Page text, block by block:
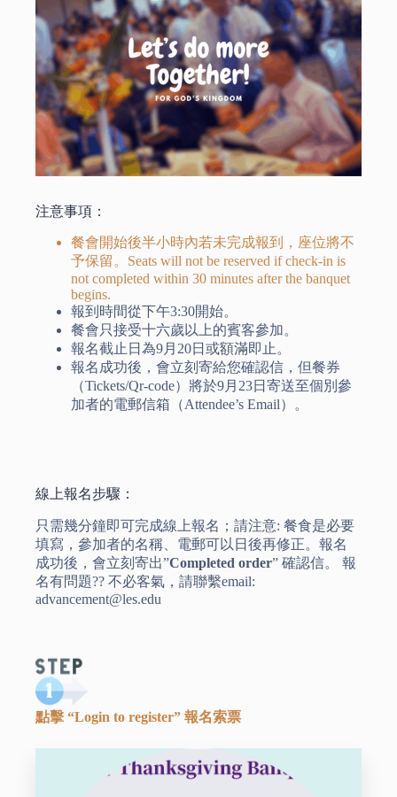
注意事項：
餐會開始後半小時內若未完成報到，座位將不
予保留。Seats will not be reserved if check-in is
not completed within 30 minutes after the banquet
begins.
報到時間從下午3:30開始。
餐會只接受十六歲以上的賓客參加。
報名截止日為9月20日或額滿即止。
報名成功後，會立刻寄給您確認信，但餐券
（Tickets/Qr-code）將於9月23日寄送至個別參
加者的電郵信箱（Attendee’s Email）。
線上報名步驟：
只需幾分鐘即可完成線上報名；請注意: 餐食是必要
填寫，參加者的名稱、電郵可以日後再修正。報名
成功後，會立刻寄出”Completed order” 確認信。 報
名有問題?? 不必客氣，請聯繫email:
advancement@les.edu
點擊 “Login to register” 報名索票